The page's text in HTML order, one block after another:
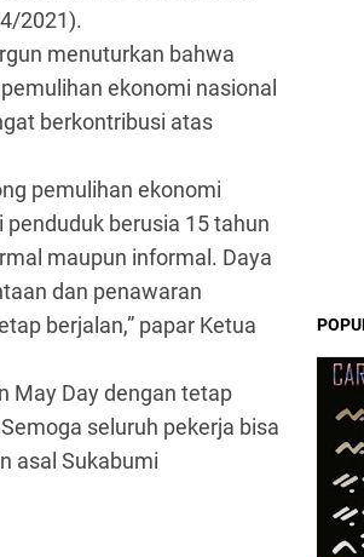
2021).
menuturkan bahwa
ekonomi nasional
berkontribusi atas
pemulihan ekonomi
berusia 15 tahun
maupun informal. Daya
dan penawaran
berjalan,” papar Ketua
May Day dengan tetap
seluruh pekerja bisa
asal Sukabumi